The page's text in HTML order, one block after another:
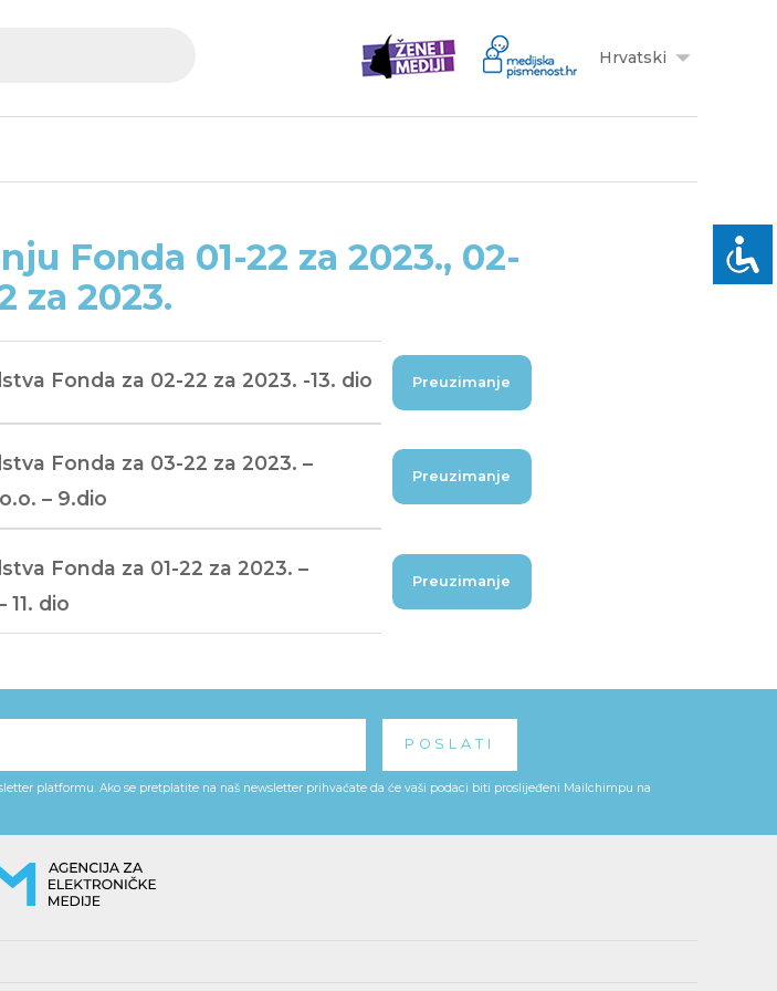
Hrvatski
Fonda 01-22 za 2023., 02-
za 2023.
Fonda za 02-22 za 2023. -13. dio Preuzimanje
Fonda za 03-22 za 2023. –
– 9.dio
Preuzimanje
Fonda za 01-22 za 2023. –
dio
Preuzimanje
platformu. Ako se pretplatite na naš newsletter prihvaćate da će vaši podaci biti proslijeđeni Mailchimpu na